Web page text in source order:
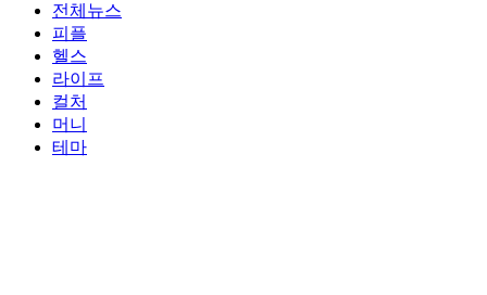
전체뉴스
피플
헬스
라이프
컬처
머니
테마